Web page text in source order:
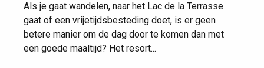
Als je gaat wandelen, naar het Lac de la Terrasse
gaat of een vrijetijdsbesteding doet, is er geen
betere manier om de dag door te komen dan met
een goede maaltijd? Het resort...